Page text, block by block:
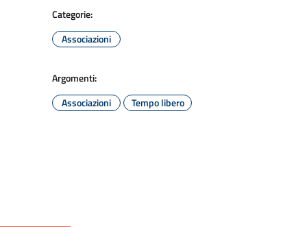
Categorie:
Associazioni
Argomenti:
Associazioni
Tempo libero